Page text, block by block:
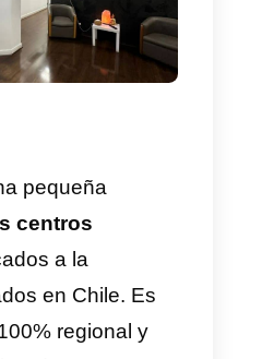
Callbell
una pequeña